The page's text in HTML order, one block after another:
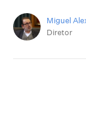
Miguel
Diretor